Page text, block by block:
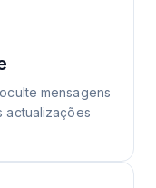
mensagens
actualizações